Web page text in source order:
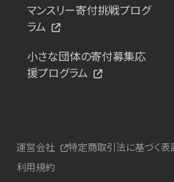
マンスリー寄付挑戦プログ
ラム
小さな団体の寄付募集応
援プログラム
運営会社 特定商取引法に基づく表
利用規約